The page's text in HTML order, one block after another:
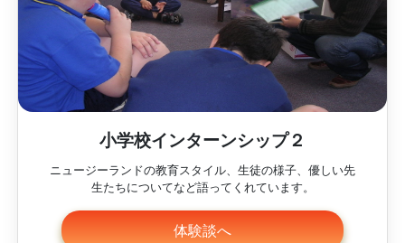
小学校インターンシップ２
ニュージーランドの教育スタイル、生徒の様子、優しい先
生たちについてなど語ってくれています。
体験談へ